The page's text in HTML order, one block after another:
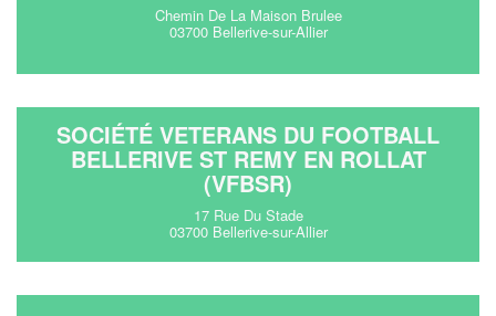
Chemin De La Maison Brulee
03700 Bellerive-sur-Allier
SOCIÉTÉ VETERANS DU FOOTBALL
BELLERIVE ST REMY EN ROLLAT
(VFBSR)
17 Rue Du Stade
03700 Bellerive-sur-Allier